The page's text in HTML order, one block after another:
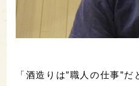
「酒造りは”職人の仕事”